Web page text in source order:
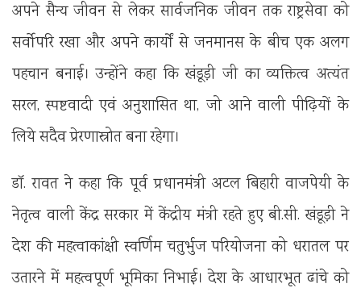
अपने सैन्य जीवन से लेकर सार्वजनिक जीवन तक राष्ट्रसेवा को
सर्वोपरि रखा और अपने कार्यों से जनमानस के बीच एक अलग
पहचान बनाई। उन्होंने कहा कि खंडूड़ी जी का व्यक्तित्व अत्यंत
सरल, स्पष्टवादी एवं अनुशासित था, जो आने वाली पीढ़ियों के
लिये सदैव प्रेरणास्रोत बना रहेगा।
डॉ. रावत ने कहा कि पूर्व प्रधानमंत्री अटल बिहारी वाजपेयी के
नेतृत्व वाली केंद्र सरकार में केंद्रीय मंत्री रहते हुए बी.सी. खंडूड़ी ने
देश की महत्वाकांक्षी स्वर्णिम चतुर्भुज परियोजना को धरातल पर
उतारने में महत्वपूर्ण भूमिका निभाई। देश के आधारभूत ढांचे को